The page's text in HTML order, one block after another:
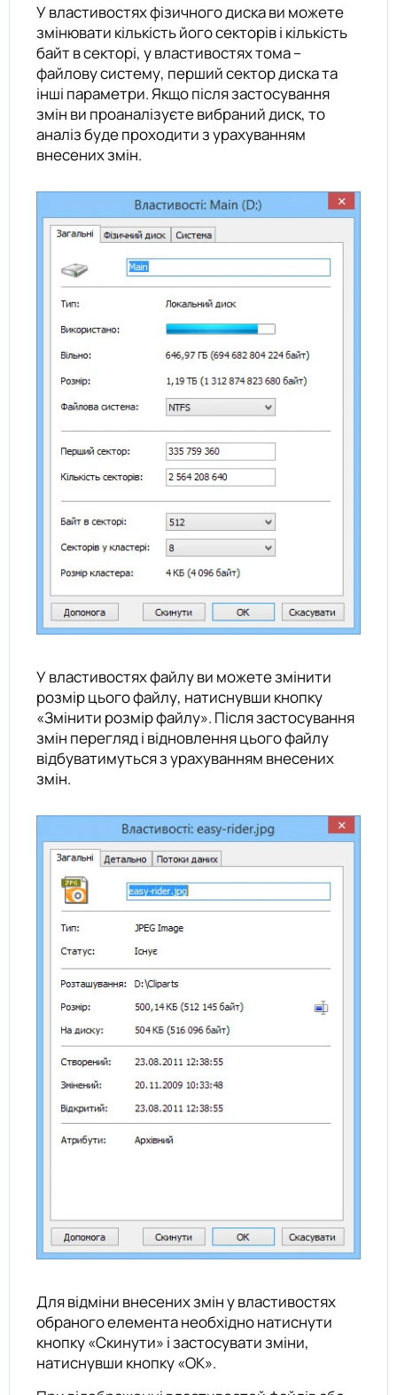
У властивостях фізичного диска ви можете
змінювати кількість його секторів і кількість
байт в секторі, у властивостях тома –
файлову систему, перший сектор диска та
інші параметри. Якщо після застосування
змін ви проаналізуєте вибраний диск, то
аналіз буде проходити з урахуванням
внесених змін.
У властивостях файлу ви можете змінити
розмір цього файлу, натиснувши кнопку
«Змінити розмір файлу». Після застосування
змін перегляд і відновлення цього файлу
відбуватимуться з урахуванням внесених
змін.
Для відміни внесених змін у властивостях
обраного елемента необхідно натиснути
кнопку «Скинути» і застосувати зміни,
натиснувши кнопку «ОК».